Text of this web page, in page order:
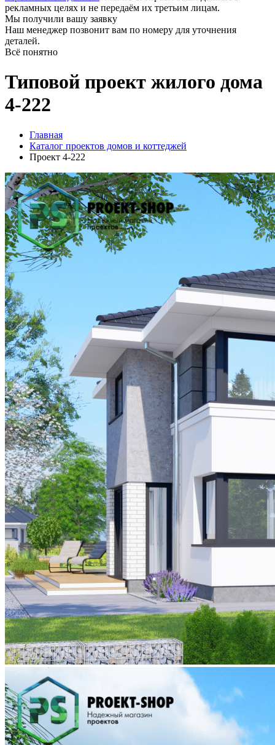
рекламных целях и не передаём их третьим лицам.
Мы получили вашу заявку
Наш менеджер позвонит вам по номеру для уточнения
деталей.
Всё понятно
Типовой проект жилого дома
4-222
Главная
Каталог проектов домов и коттеджей
Проект 4-222